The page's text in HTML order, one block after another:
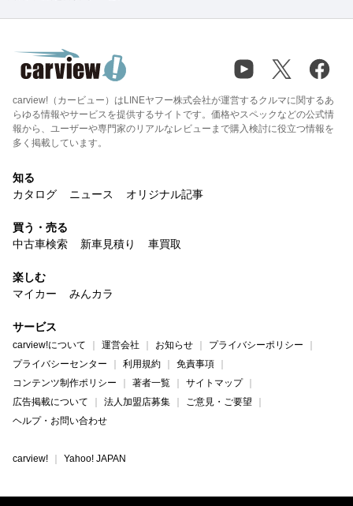
carview!（カービュー）はLINEヤフー株式会社が運営するクルマに関するあ
らゆる情報やサービスを提供するサイトです。価格やスペックなどの公式情
報から、ユーザーや専門家のリアルなレビューまで購入検討に役立つ情報を
多く掲載しています。
知る
カタログ
ニュース オリジナル記事
買う・売る
中古車検索
新車見積り 車買取
楽しむ
マイカー
みんカラ
サービス
carview!について 運営会社 お知らせ
プライバシーポリシー
プライバシーセンター
利用規約
免責事項
コンテンツ制作ポリシー
著者一覧
サイトマップ
広告掲載について
法人加盟店募集
ご意見・ご要望
ヘルプ・お問い合わせ
carview! Yahoo! JAPAN